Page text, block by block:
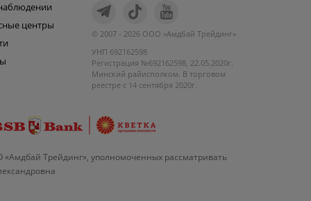
центры
© 2007 - 2026 ООО «Амдбай Трейдинг»
УНП 692162598
Регистрация №692162598, 22.05.2020г.
Минский райисполком. В торговом
реестре с 14 сентября 2020г.
Трейдинг», уполномоченных рассматривать